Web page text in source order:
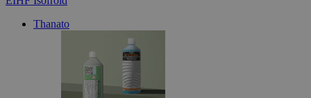
Thanato